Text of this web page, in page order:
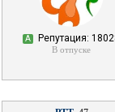
А Репутация:
В отпуске